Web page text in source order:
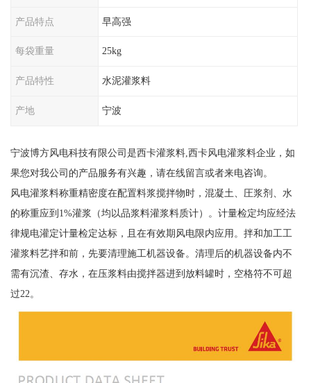
产品特点 早高强
每袋重量 25kg
产品特性 水泥灌浆料
产地 宁波
宁波博方风电科技有限公司是西卡灌浆料,西卡风电灌浆料企业，如
果您对我公司的产品服务有兴趣，请在线留言或者来电咨询。
风电灌浆料称重精密度在配置料浆搅拌物时，混凝土、圧浆剂、水
的称重应到1%灌浆（均以品浆料灌浆料质计）。计量检定均应经法
律规电灌定计量检定达标，且在有效期风电限内应用。拌和加工工
灌浆料艺拌和前，先要清理施工机器设备。清理后的机器设备内不
需有沉渣、存水，在压浆料由搅拌器进到放料罐时，空格符不可超
过22。